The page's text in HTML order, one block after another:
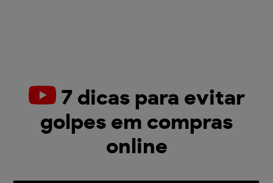
7 dicas para evitar
golpes em compras
online